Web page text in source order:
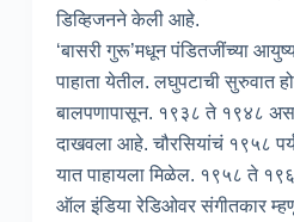
डिव्हिजनने केली आहे.
‘बासरी गुरू’मधून पंडितजींच्या
पाहाता येतील. लघुपटाची सुरुवात
बालपणापासून. १९३८ ते १९४८ असा
दाखवला आहे. चौरसियांचं १९५८
यात पाहायला मिळेल. १९५८ ते
ऑल इंडिया रेडिओवर संगीतकार